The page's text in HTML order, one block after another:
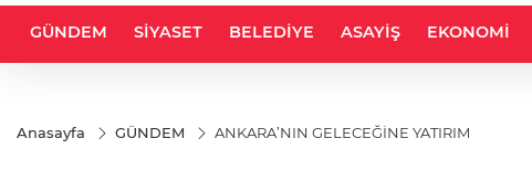
GÜNDEM SİYASET BELEDİYE ASAYİŞ EKONOMİ
Anasayfa GÜNDEM ANKARA’NIN GELECEĞİNE YATIRIM